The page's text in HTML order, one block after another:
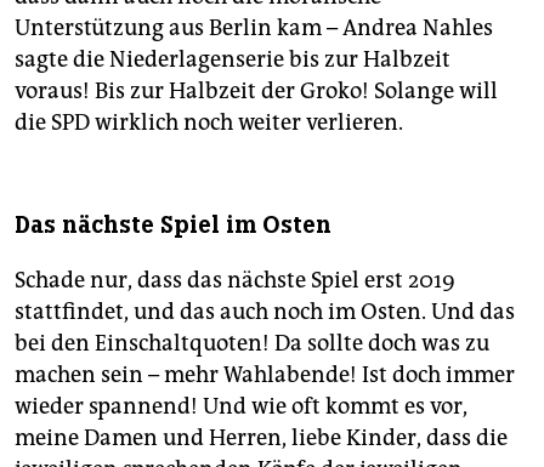
Unterstützung aus Berlin kam – Andrea Nahles
sagte die Niederlagenserie bis zur Halbzeit
voraus! Bis zur Halbzeit der Groko! Solange will
die SPD wirklich noch weiter verlieren.
Das nächste Spiel im Osten
Schade nur, dass das nächste Spiel erst 2019
stattfindet, und das auch noch im Osten. Und das
bei den Einschaltquoten! Da sollte doch was zu
machen sein – mehr Wahlabende! Ist doch immer
wieder spannend! Und wie oft kommt es vor,
meine Damen und Herren, liebe Kinder, dass die